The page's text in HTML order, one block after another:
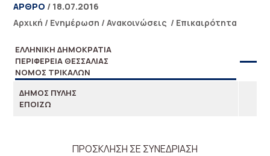
ΑΡΘΡΟ / 18.07.2016
Αρχική / Ενημέρωση /Ανακοινώσεις / Επικαιρότητα
ΕΛΛΗΝΙΚΗ ΔΗΜΟΚΡΑΤΙΑ
ΠΕΡΙΦΕΡΕΙΑ ΘΕΣΣΑΛΙΑΣ
ΝΟΜΟΣ ΤΡΙΚΑΛΩΝ
ΔΗΜΟΣ ΠΥΛΗΣ
ΕΠΟΙΖΩ
ΠΡΟΣΚΛΗΣΗ ΣΕ ΣΥΝΕΔΡΙΑΣΗ